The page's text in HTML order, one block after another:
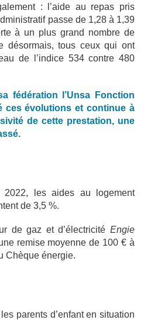
: l’aide au repas pris
passe de 1,28 à 1,39
à un plus grand nombre de
désormais, tous ceux qui ont
de l’indice 534 contre 480
fédération l’Unsa Fonction
ces évolutions et continue à
de cette prestation, une
les aides au logement
de 3,5 %.
de gaz et d’électricité Engie
remise moyenne de 100 € à
Chèque énergie.
parents d’enfant en situation